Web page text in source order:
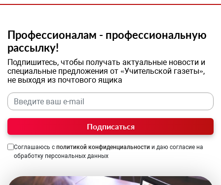
Профессионалам - профессиональную
рассылку!
Подпишитесь, чтобы получать актуальные новости и
специальные предложения от «Учительской газеты»,
не выходя из почтового ящика
Подписаться
Соглашаюсь с политикой конфиденциальности и даю согласие на
обработку персональных данных